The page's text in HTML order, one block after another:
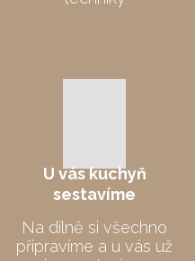
U vás kuchyň
sestavíme
Na dílně si všechno
připravíme a u vás už